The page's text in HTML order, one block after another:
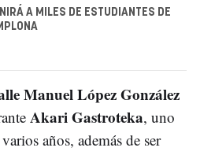
A MILES DE ESTUDIANTES DE
Manuel López González
Akari Gastroteka, uno
años, además de ser